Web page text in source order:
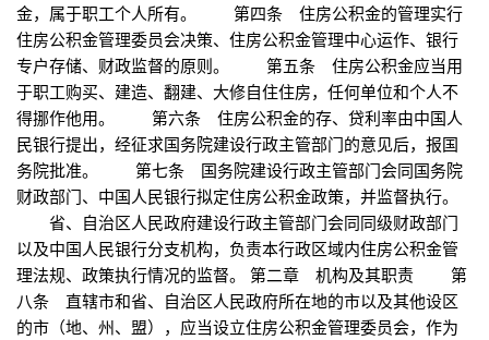
金，属于职工个人所有。 第四条 住房公积金的管理实行
住房公积金管理委员会决策、住房公积金管理中心运作、银行
专户存储、财政监督的原则。 第五条 住房公积金应当用
于职工购买、建造、翻建、大修自住住房，任何单位和个人不
得挪作他用。 第六条 住房公积金的存、贷利率由中国人
民银行提出，经征求国务院建设行政主管部门的意见后，报国
务院批准。 第七条 国务院建设行政主管部门会同国务院
财政部门、中国人民银行拟定住房公积金政策，并监督执行。
省、自治区人民政府建设行政主管部门会同同级财政部门
以及中国人民银行分支机构，负责本行政区域内住房公积金管
理法规、政策执行情况的监督。 第二章 机构及其职责 第
八条 直辖市和省、自治区人民政府所在地的市以及其他设区
的市（地、州、盟），应当设立住房公积金管理委员会，作为